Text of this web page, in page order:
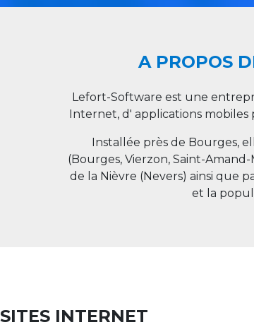
A PROPOS
Lefort-Software est une
Internet, d' applications mobiles
Installée près de Bourges,
(Bourges, Vierzon, Saint-
de la Nièvre (Nevers) ainsi que
et la
SITES INTERNET